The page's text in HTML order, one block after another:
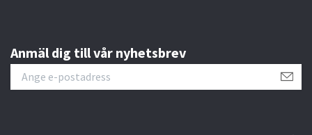
Anmäl dig till vår nyhetsbrev